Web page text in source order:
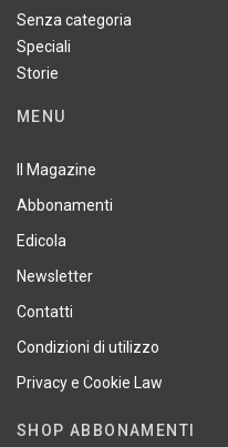
Senza categoria
Speciali
Storie
MENU
Il Magazine
Abbonamenti
Edicola
Newsletter
Contatti
Condizioni di utilizzo
Privacy e Cookie Law
SHOP ABBONAMENTI